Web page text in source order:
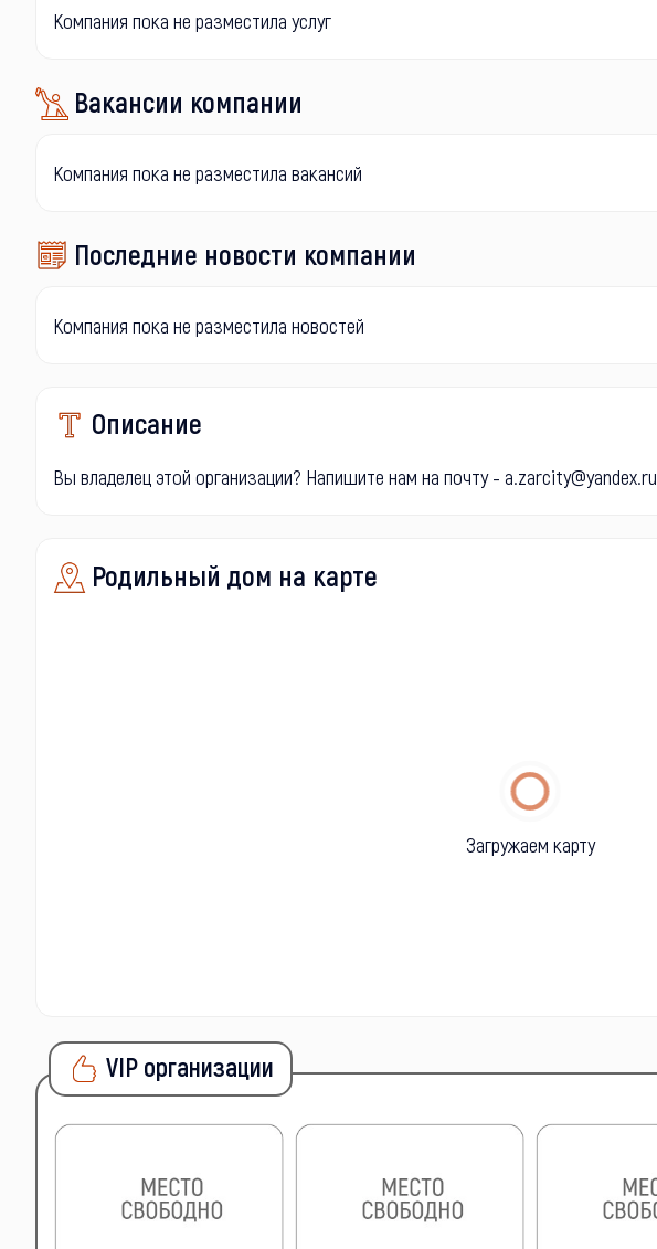
Компания пока не разместила услуг
Вакансии компании
Компания пока не разместила вакансий
Последние новости компании
Компания пока не разместила новостей
Описание
Вы владелец этой организации? Напишите нам на почту - a.zarcity@yandex.ru
Родильный дом на карте
Загружаем карту
VIP организации